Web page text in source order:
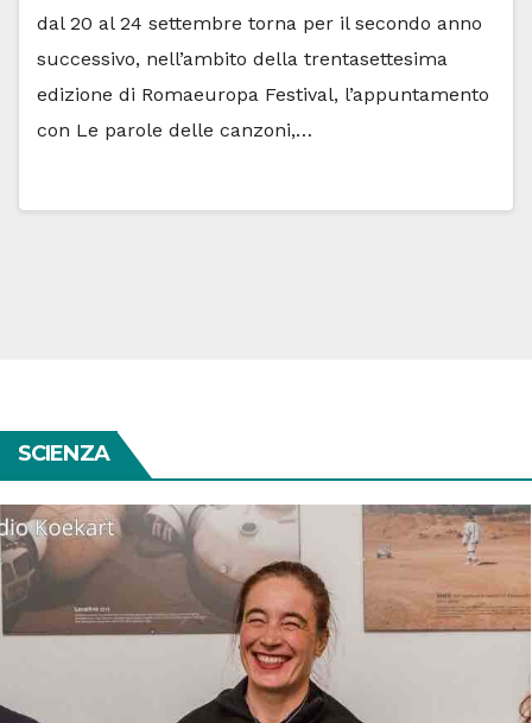
dal 20 al 24 settembre torna per il secondo anno
successivo, nell’ambito della trentasettesima
edizione di Romaeuropa Festival, l’appuntamento
con Le parole delle canzoni,…
SCIENZA